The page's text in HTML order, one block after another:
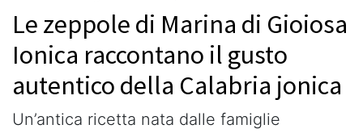
Le zeppole di Marina di Gioiosa
Ionica raccontano il gusto
autentico della Calabria jonica
Un’antica ricetta nata dalle famiglie